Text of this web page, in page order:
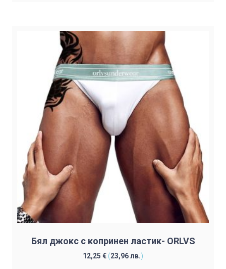
variants.
options
may
be
chosen
on
the
product
Бял джокс с копринен ластик- ORLVS
12,25 €(23,96лв.)